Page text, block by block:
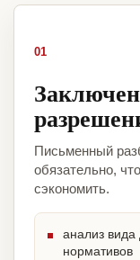
01
Письменный
обязательно,
сэкономить.
анализ
нормативов